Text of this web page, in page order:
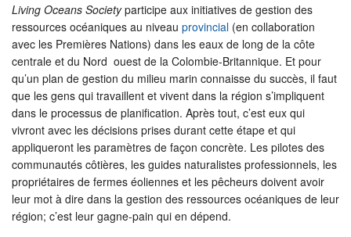
Living Oceans Societyparticipe aux initiatives de gestion des
ressources océaniques au niveau provincial (en collaboration
avec les Premières Nations) dans les eaux de long de la côte
centrale et du Nord ouest de la Colombie-Britannique. Et pour
qu’un plan de gestion du milieu marin connaisse du succès, il faut
que les gens qui travaillent et vivent dans la région s’impliquent
dans le processus de planification. Après tout, c’est eux qui
vivront avec les décisions prises durant cette étape et qui
appliqueront les paramètres de façon concrète. Les pilotes des
communautés côtières, les guides naturalistes professionnels, les
propriétaires de fermes éoliennes et les pêcheurs doivent avoir
leur mot à dire dans la gestion des ressources océaniques de leur
région; c’est leur gagne-pain qui en dépend.